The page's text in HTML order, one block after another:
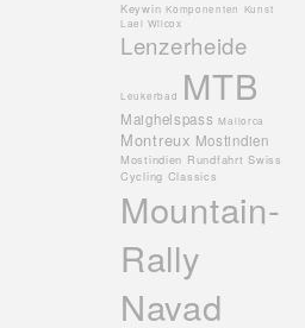
Keywin Komponenten Kunst
Lael Wilcox
Lenzerheide
Leukerbad MTB
Maighelspass Mallorca
Montreux Mostindien
Mostindien Rundfahrt Swiss
Cycling Classics
Mountain-
Rally
Navad